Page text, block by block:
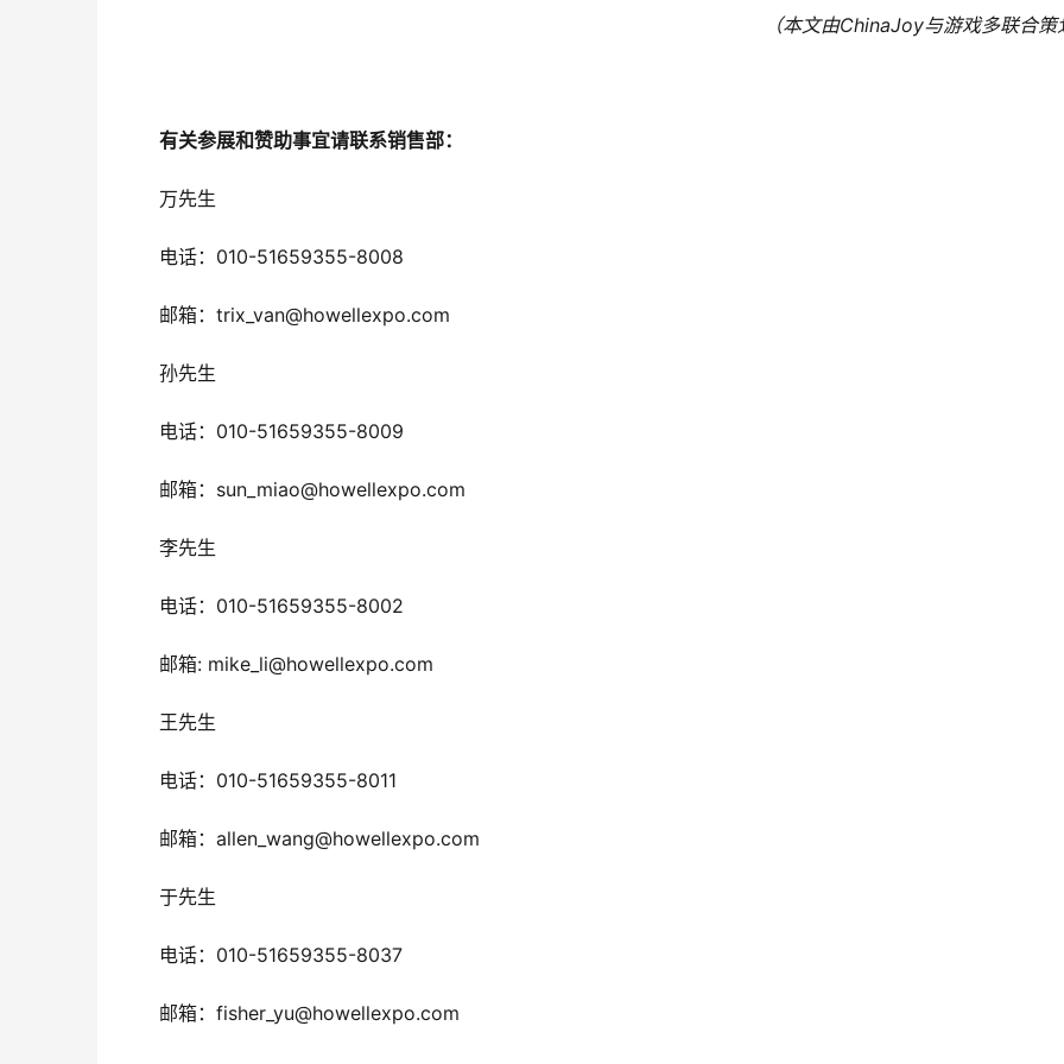
（本文由ChinaJoy与游戏多联合策
有关参展和赞助事宜请联系销售部：
万先生
电话： 010-51659355-8008
邮箱： trix_van@howellexpo.com
孙先生
电话： 010-51659355-8009
邮箱： sun_miao@howellexpo.com
李先生
电话： 010-51659355-8002
邮箱: mike_li@howellexpo.com
王先生
电话： 010-51659355-8011
邮箱： allen_wang@howellexpo.com
于先生
电话： 010-51659355-8037
邮箱： fisher_yu@howellexpo.com